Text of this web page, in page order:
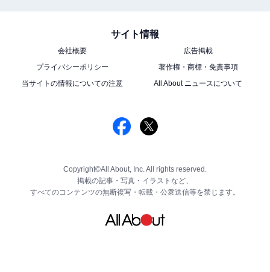
サイト情報
会社概要
広告掲載
プライバシーポリシー
著作権・商標・免責事項
当サイトの情報についての注意
All About ニュースについて
Copyright©All About, Inc. All rights reserved.
掲載の記事・写真・イラストなど、
すべてのコンテンツの無断複写・転載・公衆送信等を禁じます。